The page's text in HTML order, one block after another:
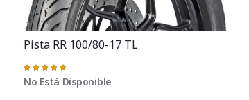
Pista RR 100/80-17 TL
Valoración:
95%
No Está Disponible